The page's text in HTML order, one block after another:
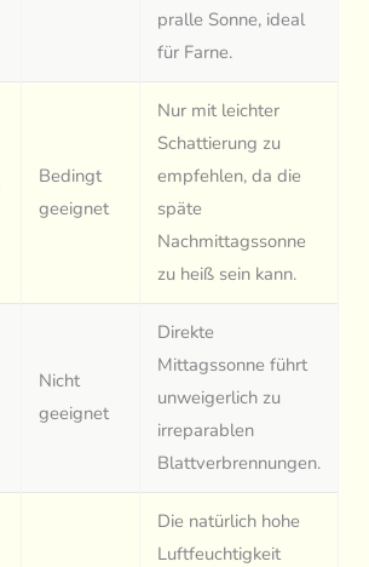
pralle Sonne, ideal
für Farne.
Bedingt
geeignet
Nur mit leichter
Schattierung zu
empfehlen, da die
späte
Nachmittagssonne
zu heiß sein kann.
Nicht
geeignet
Direkte
Mittagssonne führt
unweigerlich zu
irreparablen
Blattverbrennungen.
Die natürlich hohe
Luftfeuchtigkeit